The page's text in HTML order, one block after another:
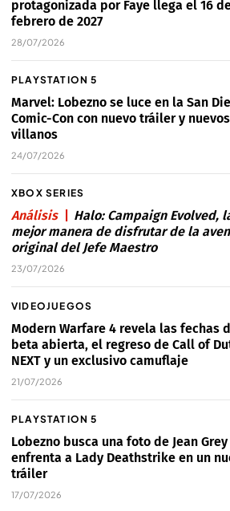
protagonizada por Faye llega el 16
febrero de 2027
28/07/2026
PLAYSTATION 5
Marvel: Lobezno se luce en la San
Comic-Con con nuevo tráiler y nuevos
villanos
24/07/2026
XBOX SERIES
Análisis
Halo: Campaign Evolved,
mejor manera de disfrutar de la
original del Jefe Maestro
23/07/2026
VIDEOJUEGOS
Modern Warfare 4 revela las fechas
beta abierta, el regreso de Call of
NEXT y un exclusivo camuflaje
21/07/2026
PLAYSTATION 5
Lobezno busca una foto de Jean
enfrenta a Lady Deathstrike en un
tráiler
17/07/2026